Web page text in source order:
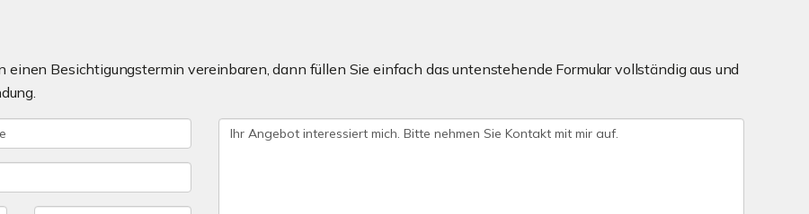
Besichtigungstermin vereinbaren, dann füllen Sie einfach das untenstehende Formular vollständig aus und